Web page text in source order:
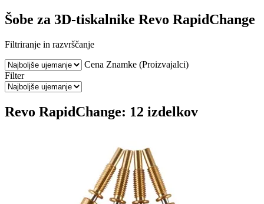
Šobe za 3D-tiskalnike Revo RapidChange
Filtriranje in razvrščanje
Cena Znamke (Proizvajalci)
Filter
Revo RapidChange: 12 izdelkov